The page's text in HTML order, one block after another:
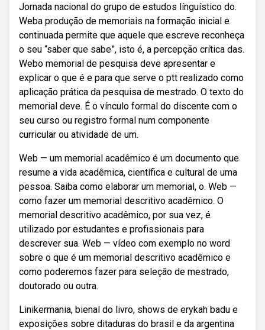
Jornada nacional do grupo de estudos línguístico do.
Weba produção de memoriais na formação inicial e
continuada permite que aquele que escreve reconheça
o seu “saber que sabe”, isto é, a percepção crítica das.
Webo memorial de pesquisa deve apresentar e
explicar o que é e para que serve o ptt realizado como
aplicação prática da pesquisa de mestrado. O texto do
memorial deve. É o vínculo formal do discente com o
seu curso ou registro formal num componente
curricular ou atividade de um.
Web — um memorial acadêmico é um documento que
resume a vida acadêmica, científica e cultural de uma
pessoa. Saiba como elaborar um memorial, o. Web —
como fazer um memorial descritivo acadêmico. O
memorial descritivo acadêmico, por sua vez, é
utilizado por estudantes e profissionais para
descrever sua. Web — vídeo com exemplo no word
sobre o que é um memorial descritivo acadêmico e
como poderemos fazer para seleção de mestrado,
doutorado ou outra.
Linikermania, bienal do livro, shows de erykah badu e
exposições sobre ditaduras do brasil e da argentina